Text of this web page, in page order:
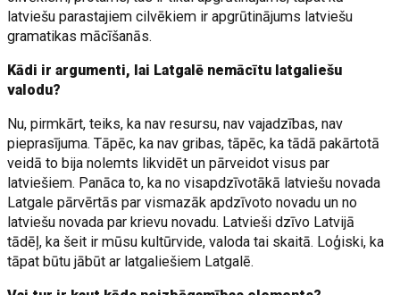
latviešu parastajiem cilvēkiem ir apgrūtinājums latviešu
gramatikas mācīšanās.
Kādi ir argumenti, lai Latgalē nemācītu latgaliešu
valodu?
Nu, pirmkārt, teiks, ka nav resursu, nav vajadzības, nav
pieprasījuma. Tāpēc, ka nav gribas, tāpēc, ka tādā pakārtotā
veidā to bija nolemts likvidēt un pārveidot visus par
latviešiem. Panāca to, ka no visapdzīvotākā latviešu novada
Latgale pārvērtās par vismazāk apdzīvoto novadu un no
latviešu novada par krievu novadu. Latvieši dzīvo Latvijā
tādēļ, ka šeit ir mūsu kultūrvide, valoda tai skaitā. Loģiski, ka
tāpat būtu jābūt ar latgaliešiem Latgalē.